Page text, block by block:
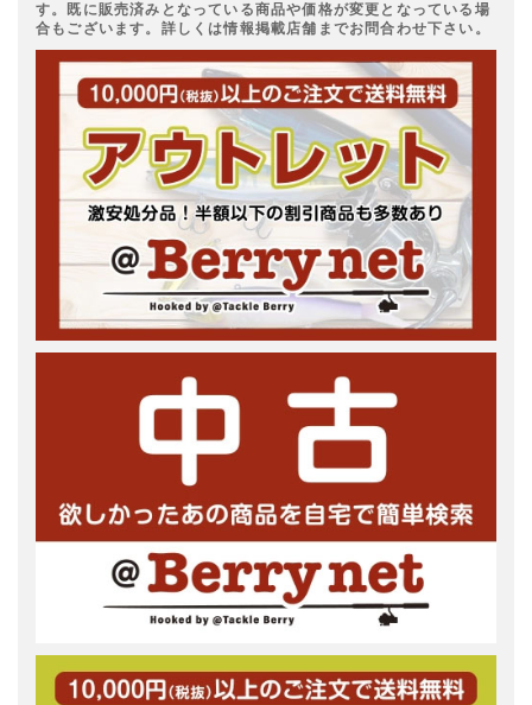
す。既に販売済みとなっている商品や価格が変更となっている場
合もございます。詳しくは情報掲載店舗までお問合わせ下さい。